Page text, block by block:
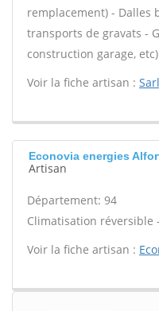
remplacement) - Dalles
transports de gravats -
construction garage,
Voir la fiche artisan :
Econovia energies
Artisan
Département: 94
Climatisation réversible -
Voir la fiche artisan :